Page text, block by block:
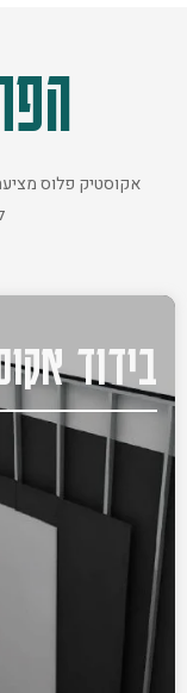
אקוסטיק פלוס
בידוד